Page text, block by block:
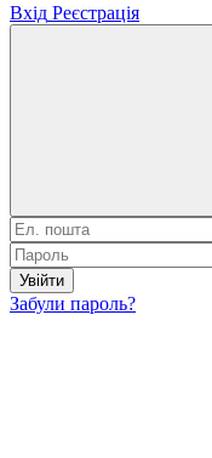
Вхід Реєстрація
Увійти
Забули пароль?